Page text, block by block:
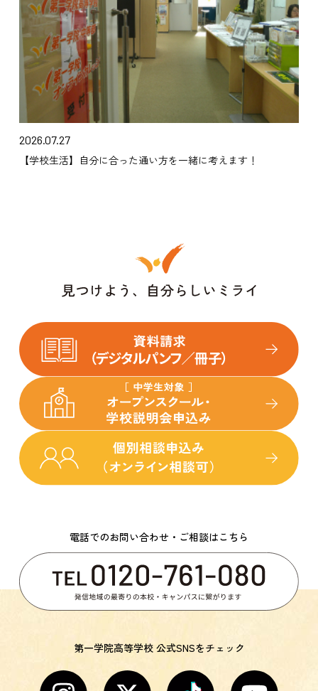
2026.07.27
【学校生活】自分に合った通い方を一緒に考えます！
電話でのお問い合わせ・ご相談はこちら
第一学院高等学校 公式SNSをチェック